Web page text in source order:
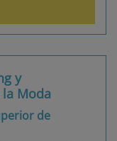
y
Moda
de